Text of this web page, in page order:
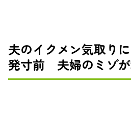
夫のイクメン気取り
発寸前 夫婦のミゾ